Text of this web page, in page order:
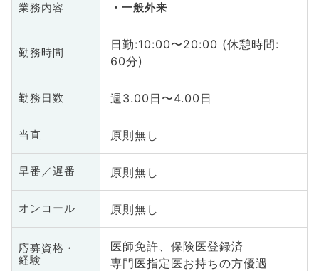
業務内容 一般外来
勤務時間
日勤:10:00〜20:00 (休憩時間:
60分)
勤務日数 週3.00日〜4.00日
当直 原則無し
早番／遅番 原則無し
オンコール 原則無し
応募資格・
経験
医師免許、保険医登録済
専門医指定医お持ちの方優遇